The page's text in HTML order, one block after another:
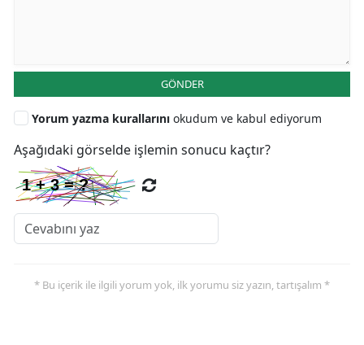
GÖNDER
Yorum yazma kurallarını okudum ve kabul ediyorum
Aşağıdaki görselde işlemin sonucu kaçtır?
* Bu içerik ile ilgili yorum yok, ilk yorumu siz yazın, tartışalım *